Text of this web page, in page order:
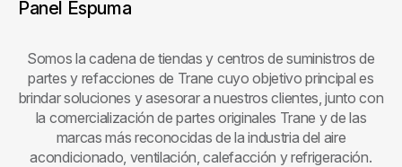
Panel Espuma
Somos la cadena de tiendas y centros de suministros de
partes y refacciones de Trane cuyo objetivo principal es
brindar soluciones y asesorar a nuestros clientes, junto con
la comercialización de partes originales Trane y de las
marcas más reconocidas de la industria del aire
acondicionado, ventilación, calefacción y refrigeración.